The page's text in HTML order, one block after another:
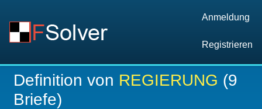
Anmeldung
Registrieren
Definition von REGIERUNG (9
Briefe)